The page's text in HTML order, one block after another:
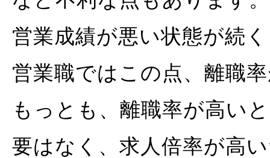
営業成績が悪い状態が続
営業職ではこの点、離職
もっとも、離職率が高い
要はなく、求人倍率が高